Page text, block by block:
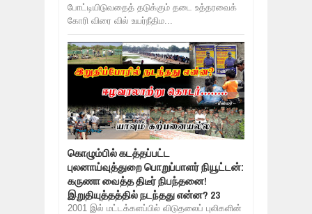
போட்டியிடுவதைத் தடுக்கும் தடை உத்தரவைக்
கோரி விரை வில் உயர்நீதிம...
கொழும்பில் கடத்தப்பட்ட
புலனாய்வுத்துறை பொறுப்பாளர் நியூட்டன்:
கருணா வைத்த திடீர் நிபந்தனை!
இறுதியுத்தத்தில் நடந்தது என்ன? 23
2001 இல் மட்டக்களப்பில் விடுதலைப் புலிகளின்